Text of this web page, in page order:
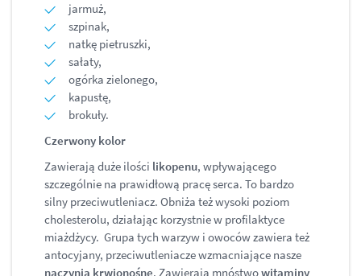
jarmuż,
szpinak,
natkę pietruszki,
sałaty,
ogórka zielonego,
kapustę,
brokuły.
Czerwony kolor
Zawierają duże ilości likopenu, wpływającego
szczególnie na prawidłową pracę serca. To bardzo
silny przeciwutleniacz. Obniża też wysoki poziom
cholesterolu, działając korzystnie w profilaktyce
miażdżycy. Grupa tych warzyw i owoców zawiera też
antocyjany, przeciwutleniacze wzmacniające nasze
naczynia krwionośne. Zawierają mnóstwowitaminy